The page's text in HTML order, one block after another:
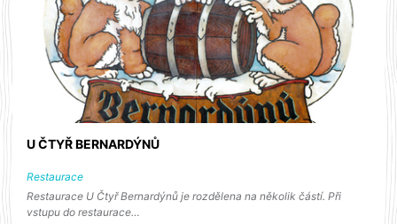
U ČTYŘ BERNARDÝNŮ
Restaurace
Restaurace U Čtyř Bernardýnů je rozdělena na několik částí. Při
vstupu do restaurace…